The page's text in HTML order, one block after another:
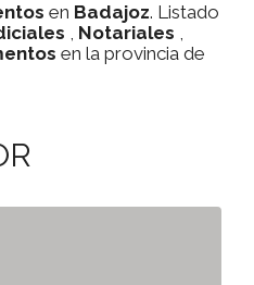
en Badajoz. Listado
, Notariales ,
en la provincia de